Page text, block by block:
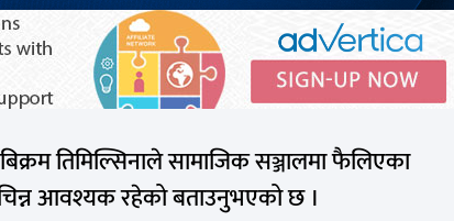
बिक्रम तिमिल्सिनाले सामाजिक सञ्जालमा फैलिएका
आवश्यक रहेको बताउनुभएको छ ।